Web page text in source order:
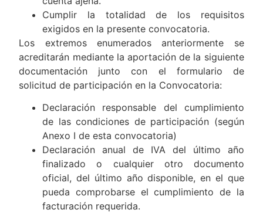
Cumplir la totalidad de los requisitos
exigidos en la presente convocatoria.
Los extremos enumerados anteriormente se
acreditarán mediante la aportación de la siguiente
documentación junto con el formulario de
solicitud de participación en la Convocatoria:
Declaración responsable del cumplimiento
de las condiciones de participación (según
Anexo I de esta convocatoria)
Declaración anual de IVA del último año
finalizado o cualquier otro documento
oficial, del último año disponible, en el que
pueda comprobarse el cumplimiento de la
facturación requerida.